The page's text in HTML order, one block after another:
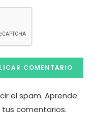
el spam.Aprende
comentarios.